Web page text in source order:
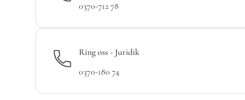
0370-712 78
Ring oss - Juridik
0370-180 74